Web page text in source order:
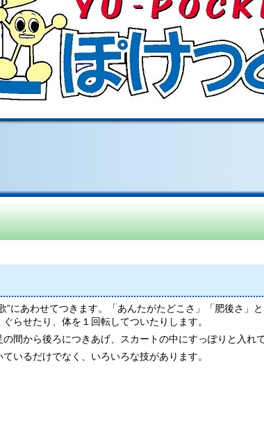
”にあわせてつきます。「あんたがたどこさ」「肥後さ」
らせたり、体を１回転してついたりします。
間から後ろにつきあげ、スカートの中にすっぽりと入れ
いるだけでなく、いろいろな技があります。